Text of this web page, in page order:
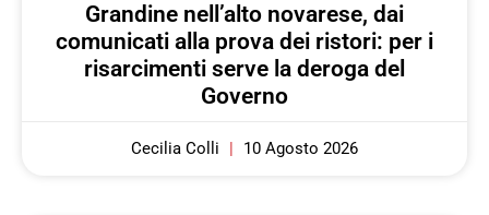
Grandine nell’alto novarese, dai
comunicati alla prova dei ristori: per i
risarcimenti serve la deroga del
Governo
Cecilia Colli 10 Agosto 2026